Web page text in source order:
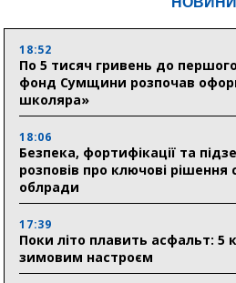
18:52
По 5 тисяч гривень до
фонд Сумщини розпочав
школяра»
18:06
Безпека, фортифікації та
розповів про ключові рішення
облради
17:39
Поки літо плавить асфальт: 5
зимовим настроєм